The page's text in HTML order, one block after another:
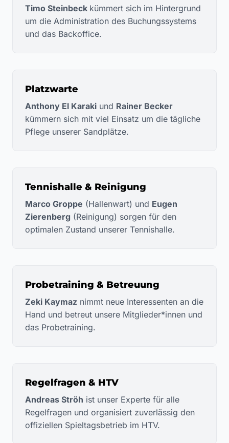
Timo Steinbeck kümmert sich im Hintergrund
um die Administration des Buchungssystems
und das Backoffice.
Platzwarte
Anthony El Karaki und Rainer Becker
kümmern sich mit viel Einsatz um die tägliche
Pflege unserer Sandplätze.
Tennishalle & Reinigung
Marco Groppe (Hallenwart) und Eugen
Zierenberg (Reinigung) sorgen für den
optimalen Zustand unserer Tennishalle.
Probetraining & Betreuung
Zeki Kaymaz nimmt neue Interessenten an die
Hand und betreut unsere Mitglieder*innen und
das Probetraining.
Regelfragen & HTV
Andreas Ströh ist unser Experte für alle
Regelfragen und organisiert zuverlässig den
offiziellen Spieltagsbetrieb im HTV.